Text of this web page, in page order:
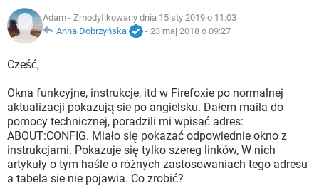
INSTAGRAM
WINDOWS 10
IOS NETFLIX
INSTAGRAM
WINDOWS 10
COVID-19
GRY WHATSAPP
WINDOWS 10
ARTYKUŁY
COVID-19
GRY
SPOTIFY NETFLIX
INSTAGRAM FACEBOOK
WINDOWS 10
Adam - Zmodyfikowany dnia 15 sty 2019 o 11:03
Anna Dobrzyńska
- 23 maj 2018 o 09:27
Cześć,
Okna funkcyjne, instrukcje, itd w Firefoxie po normalnej
aktualizacji pokazują sie po angielsku. Dałem maila do
pomocy technicznej, poradzili mi wpisać adres:
ABOUT:CONFIG. Miało się pokazać odpowiednie okno z
instrukcjami. Pokazuje się tylko szereg linków, W nich
artykuły o tym haśle o różnych zastosowaniach tego adresu
a tabela sie nie pojawia. Co zrobić?